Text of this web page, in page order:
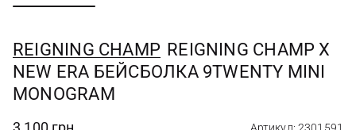
REIGNING CHAMP REIGNING CHAMP X
NEW ERA БЕЙСБОЛКА 9TWENTY MINI
MONOGRAM